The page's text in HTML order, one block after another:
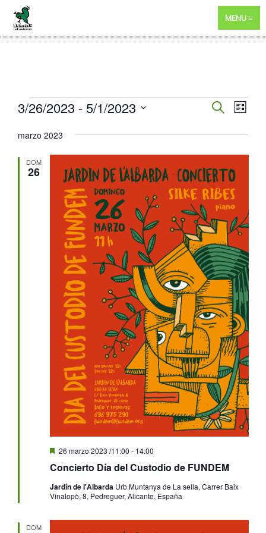
MENU
EVENTOS
Y
VISTAS
DE
BUSCAR
DE
LISTA
3/26/2023 - 5/1/2023
la
marzo 2023
DOM
26
Concierto Día del Custodio de FUNDEM
Destacado
26 marzo 2023 /11:00 - 14:00
Jardín de l'Albarda Urb.Muntanya de La sella, Carrer Baix
Vinalopò, 8, Pedreguer, Alicante, España
DOM